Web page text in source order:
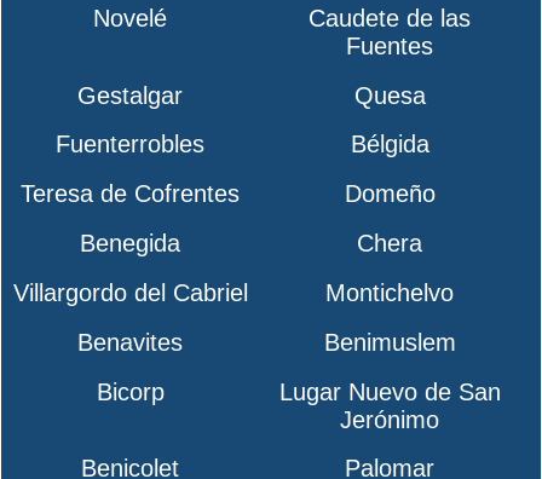
Novelé
Caudete de las
Fuentes
Gestalgar
Quesa
Fuenterrobles
Bélgida
Teresa de Cofrentes
Domeño
Benegida
Chera
Villargordo del Cabriel
Montichelvo
Benavites
Benimuslem
Bicorp
Lugar Nuevo de San
Jerónimo
Benicolet
Palomar